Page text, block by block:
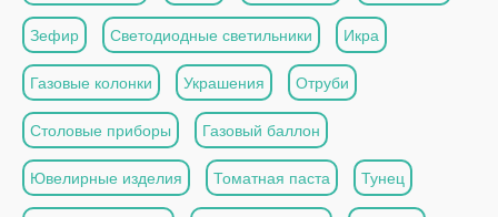
Зефир Светодиодные светильники Икра
Газовые колонки Украшения Отруби
Столовые приборы Газовый баллон
Ювелирные изделия Томатная паста Тунец